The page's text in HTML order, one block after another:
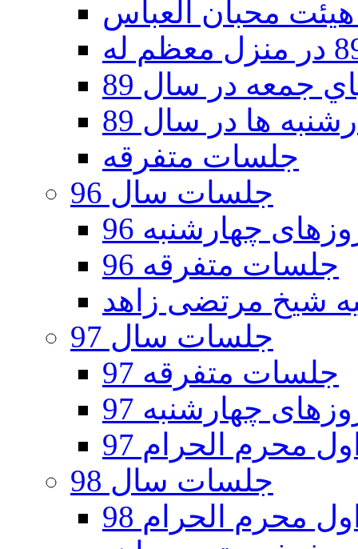
جمعه در سال 89
ها در سال 89
جلسات متفرقه
جلسات سال 96
چهارشنبه 96
جلسات متفرقه 96
جلسات سال 97
جلسات متفرقه 97
چهارشنبه 97
محرم الحرام 97
جلسات سال 98
محرم الحرام 98